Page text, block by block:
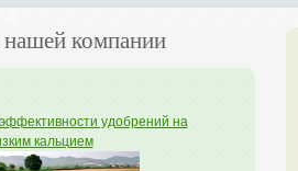
компании
удобрений на
кальцием